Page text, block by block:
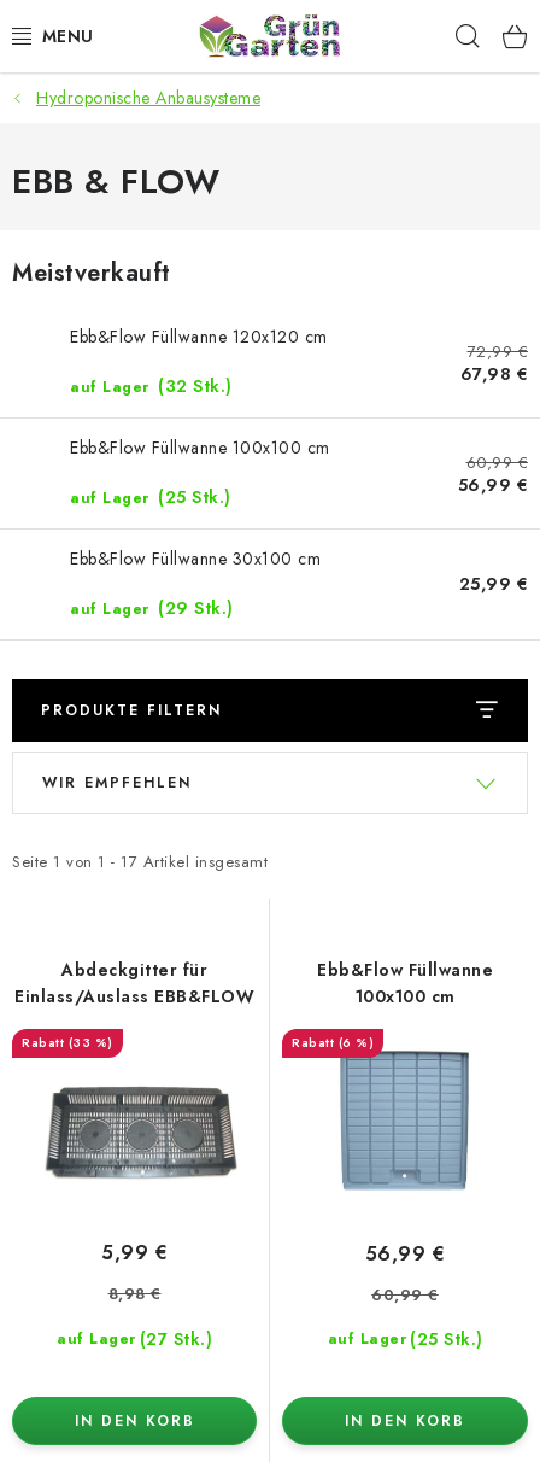
Inhalt
ANGEBOTE
LED PFLANZENLAMPEN
SMARTER GARTEN
Geschäftsbewertung Kaufberatung
Kontakt
Datenschutzerklärung Impressum
Hydroponische Anbausysteme
EBB & FLOW
Meistverkauft
Ebb&Flow Füllwanne 120x120 cm
auf Lager (32 Stk.)
72,99 €
67,98 €
Ebb&Flow Füllwanne 100x100 cm
auf Lager (25 Stk.)
60,99 €
56,99 €
Ebb&Flow Füllwanne 30x100 cm
auf Lager (29 Stk.)
25,99 €
PRODUKTE FILTERN
L
t
r
P
r
Seite 1 von 1 - 17 Artikel insgesamt
P
d
s
o
r
WIR EMPFEHLEN
Abdeckgitter für
Einlass/Auslass EBB&FLOW
(33 %)
auf Lager (27 Stk.)
5,99 €
8,98 €
IN DEN KORB
Ebb&Flow Füllwanne
100x100 cm
(6 %)
auf Lager (25 Stk.)
56,99 €
60,99 €
IN DEN KORB